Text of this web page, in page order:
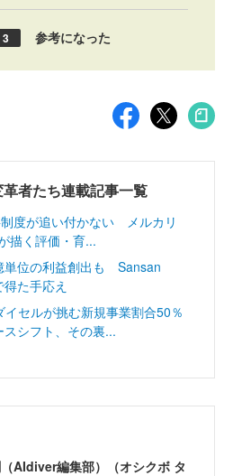
3 参考になった
者たち連載記事一覧
度が追い付かない メルカリ
描く評価・育...
単位の利益創出も Sansan
た手応え
イセルが挑む新規事業割合50％
シフト、その裏...
AIdiver編集部）（オシクボ タ